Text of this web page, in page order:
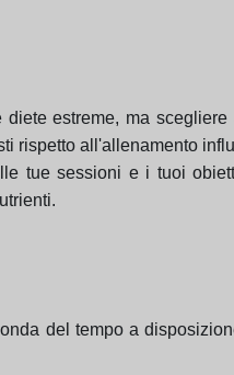
estreme, ma
rispetto all'allenamento
tue sessioni e i tuoi
del tempo a